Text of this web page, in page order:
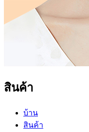
สินค้า
บ้าน
สินค้า